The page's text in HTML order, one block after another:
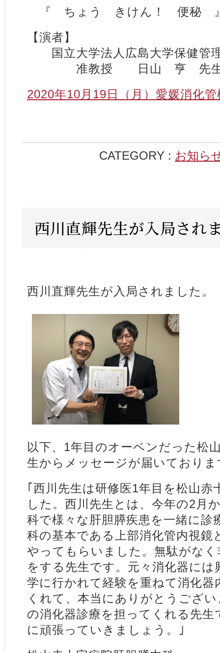
『 ちょう きけん！ 便秘
【演者】
国立大学法人広島大学保健
准教授 日山 亨
2020年10月19日（月）愛媛消化
CATEGORY : お知ら
西川直輝先生が入局され
西川直輝先生が入局されました。
以下、1年目のオーベンだった松
生からメッセージが届いておりま
｢西川先生は研修医1年目を松山赤
した。西川先生とは、今年の2月
科で様々な肝胆膵疾患を一緒に診
科の基本である上部消化管内視鏡
やってもらいました。無駄がな
をする先生です。元々消化器に
学に行かれて経験を重ねて消化器
くれて、本当にありがとうござ
の消化器診療を担ってくれる先
に頑張っていきましょう。｣